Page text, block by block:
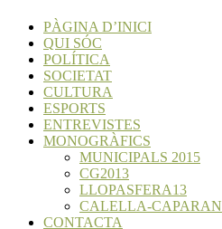
PÀGINA D’INICI
QUI SÓC
POLÍTICA
SOCIETAT
CULTURA
ESPORTS
ENTREVISTES
MONOGRÀFICS
MUNICIPALS 2015
CG2013
LLOPASFERA13
CALELLA-CAPARAN
CONTACTA